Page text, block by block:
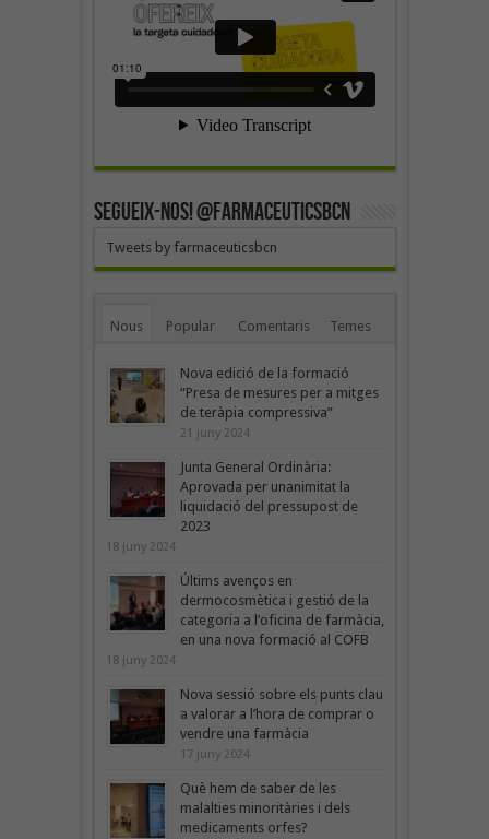
SEGUEIX-NOS! @farmaceuticsbcn
Tweets by farmaceuticsbcn
Nous Popular Comentaris Temes
Nova edició de la formació
“Presa de mesures per a mitges
de teràpia compressiva”
21 juny 2024
Junta General Ordinària:
Aprovada per unanimitat la
liquidació del pressupost de
2023
18 juny 2024
Últims avenços en
dermocosmètica i gestió de la
categoria a l’oficina de farmàcia,
en una nova formació al COFB
18 juny 2024
Nova sessió sobre els punts clau
a valorar a l’hora de comprar o
vendre una farmàcia
17 juny 2024
Què hem de saber de les
malalties minoritàries i dels
medicaments orfes?